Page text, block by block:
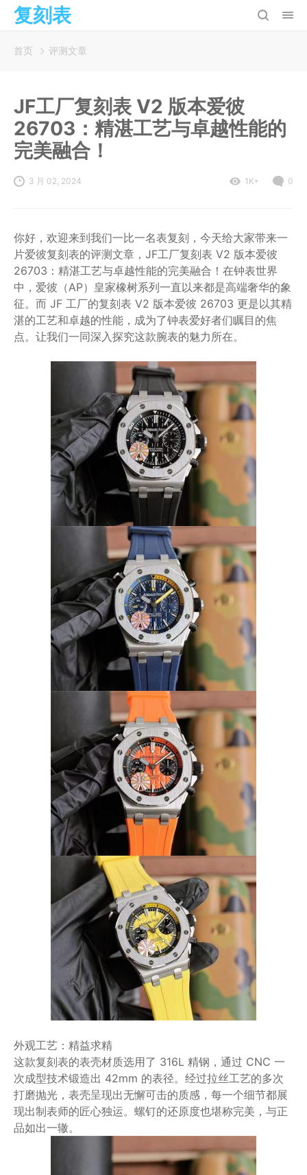
复刻表
首页 评测文章
JF工厂复刻表 V2 版本爱彼
26703：精湛工艺与卓越性能的
完美融合！
3 月 02, 2024 1K+ 0
你好，欢迎来到我们一比一名表复刻，今天给大家带来一
片爱彼复刻表的评测文章，JF工厂复刻表 V2 版本爱彼
26703：精湛工艺与卓越性能的完美融合！在钟表世界
中，爱彼（AP）皇家橡树系列一直以来都是高端奢华的象
征。而 JF 工厂的复刻表 V2 版本爱彼 26703 更是以其精
湛的工艺和卓越的性能，成为了钟表爱好者们瞩目的焦
点。让我们一同深入探究这款腕表的魅力所在。
外观工艺：精益求精
这款复刻表的表壳材质选用了 316L 精钢，通过 CNC 一
次成型技术锻造出 42mm 的表径。经过拉丝工艺的多次
打磨抛光，表壳呈现出无懈可击的质感，每一个细节都展
现出制表师的匠心独运。螺钉的还原度也堪称完美，与正
品如出一辙。